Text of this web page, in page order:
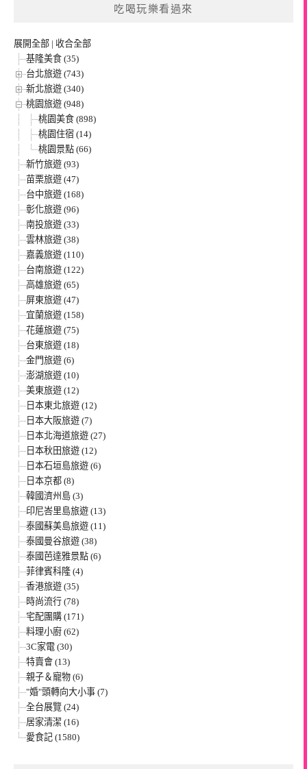
吃喝玩樂看過來
展開全部 | 收合全部
基隆美食 (35)
台北旅遊 (743)
新北旅遊 (340)
桃園旅遊 (948)
桃園美食 (898)
桃園住宿 (14)
桃園景點 (66)
新竹旅遊 (93)
苗栗旅遊 (47)
台中旅遊 (168)
彰化旅遊 (96)
南投旅遊 (33)
雲林旅遊 (38)
嘉義旅遊 (110)
台南旅遊 (122)
高雄旅遊 (65)
屏東旅遊 (47)
宜蘭旅遊 (158)
花蓮旅遊 (75)
台東旅遊 (18)
金門旅遊 (6)
澎湖旅遊 (10)
美東旅遊 (12)
日本東北旅遊 (12)
日本大阪旅遊 (7)
日本北海道旅遊 (27)
日本秋田旅遊 (12)
日本石垣島旅遊 (6)
日本京都 (8)
韓國濟州島 (3)
印尼峇里島旅遊 (13)
泰國蘇美島旅遊 (11)
泰國曼谷旅遊 (38)
泰國芭達雅景點 (6)
菲律賓科隆 (4)
香港旅遊 (35)
時尚流行 (78)
宅配團購 (171)
料理小廚 (62)
3C家電 (30)
特賣會 (13)
親子＆寵物 (6)
"婚"頭轉向大小事 (7)
全台展覽 (24)
居家清潔 (16)
愛食記 (1580)